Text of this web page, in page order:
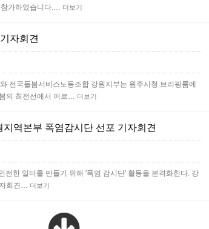
참가하였습니다.… 더보기
자회견
전국돌봄서비스노동조합 강원지부는 원주시청 브리핑룸에
의 최전선에서 어르… 더보기
역본부 폭염감시단 선포 기자회견
한 일터를 만들기 위해 '폭염 감시단' 활동을 본격화한다. 강
회견… 더보기